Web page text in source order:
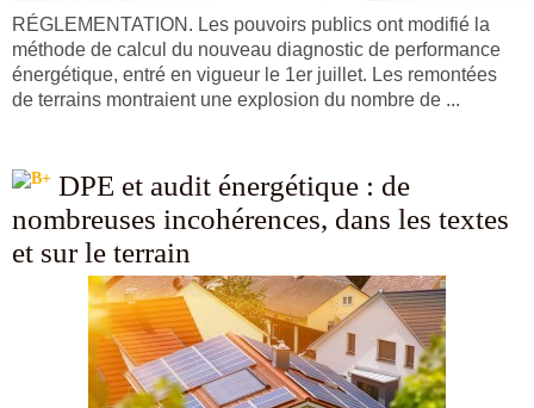
RÉGLEMENTATION. Les pouvoirs publics ont modifié la
méthode de calcul du nouveau diagnostic de performance
énergétique, entré en vigueur le 1er juillet. Les remontées
de terrains montraient une explosion du nombre de ...
DPE et audit énergétique : de
nombreuses incohérences, dans les textes
et sur le terrain